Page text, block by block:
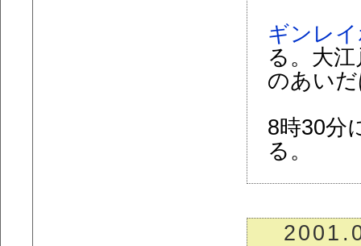
ギンレ
る。大
のあい
8時30分
る。